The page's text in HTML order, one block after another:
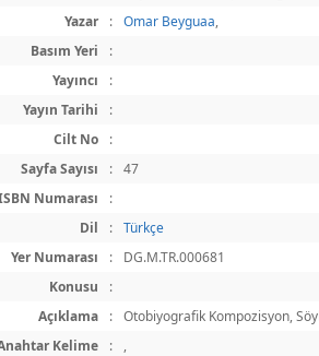
Yazar
: Omar Beyguaa,
Basım Yeri
:
Yayıncı
:
Yayın Tarihi
:
Cilt No
:
Sayfa Sayısı
:
47
Numarası
:
Dil
:
Türkçe
Yer Numarası
:
DG.M.TR.000681
Konusu
:
Açıklama
:
Otobiyografik Kompozisyon,
Kelime
: ,